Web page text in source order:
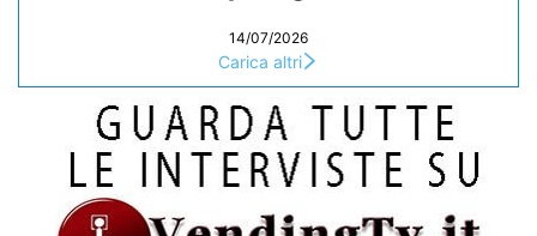
14/07/2026
Carica altri